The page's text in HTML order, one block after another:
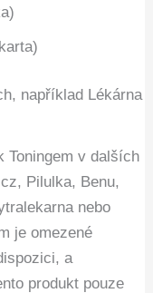
například Lékárna
Toningem v dalších
Pilulka, Benu,
nebo
je omezené
a
produkt pouze